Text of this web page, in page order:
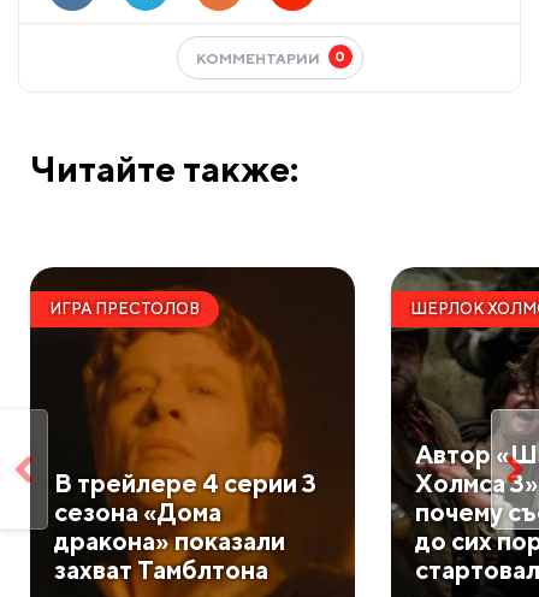
КОММЕНТАРИИ 0
Читайте также:
ИГРА ПРЕСТОЛОВ
В трейлере 4 серии 3
сезона «Дома
дракона» показали
захват Тамблтона
ШЕРЛОК
Автор
Холмса
почему
до сих